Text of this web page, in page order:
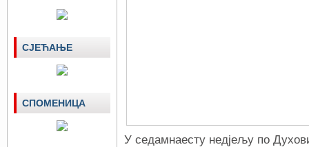
У седaмнaесту недјељу по
СЈЕЋАЊЕ
СПОМЕНИЦА